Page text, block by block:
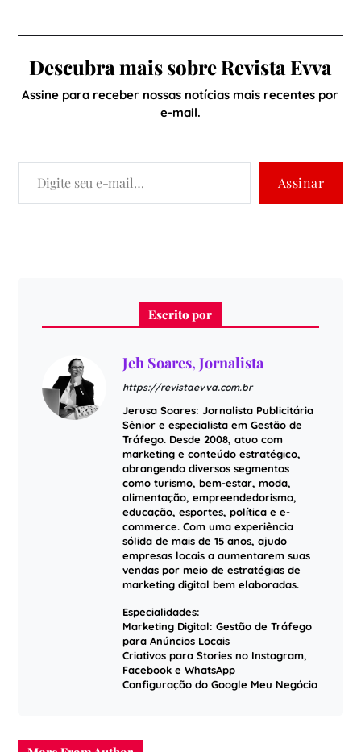
Tomazini, estiveram
terça-feira, dia 20, em
Regional da Facisc,
ACIAF ao integrantes
da…
Descubra mais sobre Revista Evva
Assine para receber nossas notícias mais recentes por
e-mail.
Assinar
Escrito por
Jeh Soares, Jornalista
https://revistaevva.com.br
Jerusa Soares: Jornalista Publicitária
Sênior e especialista em Gestão de
Tráfego. Desde 2008, atuo com
marketing e conteúdo estratégico,
abrangendo diversos segmentos
como turismo, bem-estar, moda,
alimentação, empreendedorismo,
educação, esportes, política e e-
commerce. Com uma experiência
sólida de mais de 15 anos, ajudo
empresas locais a aumentarem suas
vendas por meio de estratégias de
marketing digital bem elaboradas.
Especialidades:
Marketing Digital: Gestão de Tráfego
para Anúncios Locais
Criativos para Stories no Instagram,
Facebook e WhatsApp
Configuração do Google Meu Negócio